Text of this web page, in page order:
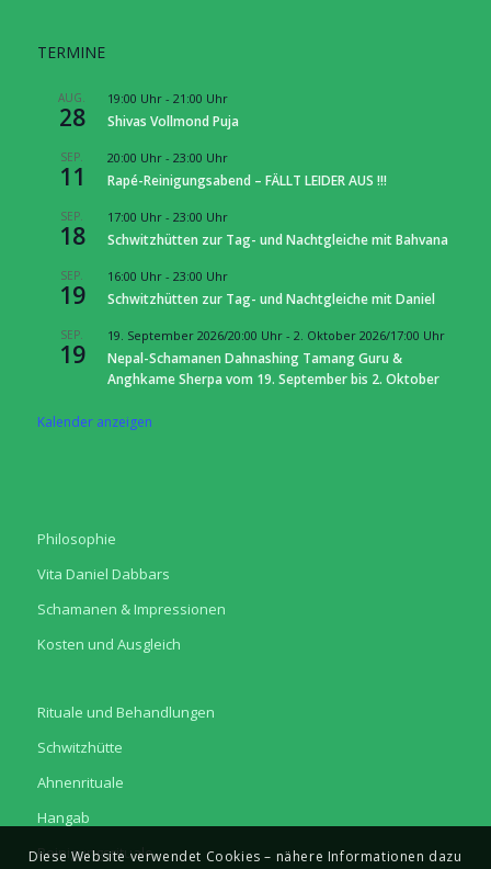
TERMINE
AUG.
28
19:00 Uhr- 21:00 Uhr
Shivas Vollmond Puja
SEP.
11
20:00 Uhr- 23:00 Uhr
Rapé-Reinigungsabend – FÄLLT LEIDER AUS !!!
SEP.
18
17:00 Uhr- 23:00 Uhr
Schwitzhütten zur Tag- und Nachtgleiche mit Bahvana
SEP.
19
16:00 Uhr- 23:00 Uhr
Schwitzhütten zur Tag- und Nachtgleiche mit Daniel
SEP.
19
19. September 2026/20:00 Uhr- 2. Oktober 2026/17:00 Uhr
Nepal-Schamanen Dahnashing Tamang Guru &
Anghkame Sherpa vom 19. September bis 2. Oktober
Kalender anzeigen
Philosophie
Vita Daniel Dabbars
Schamanen & Impressionen
Kosten und Ausgleich
Rituale und Behandlungen
Schwitzhütte
Ahnenrituale
Hangab
Reinigungsrituale
Diese Website verwendet Cookies – nähere Informationen dazu